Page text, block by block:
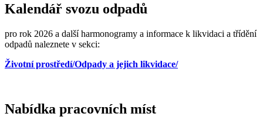
Kalendář svozu odpadů
pro rok 2026 a další harmonogramy a informace k likvidaci a třídění
odpadů naleznete v sekci:
Životní prostředí/Odpady a jejich likvidace/
Nabídka pracovních míst